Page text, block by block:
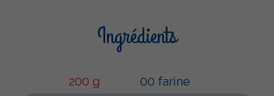
Ingrédients
200 g
00 farine